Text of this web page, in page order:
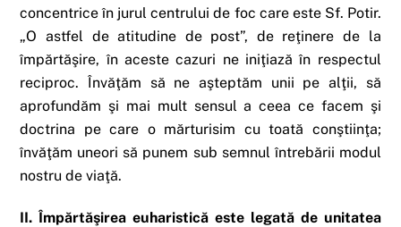
concentrice în jurul centrului de foc care este Sf. Potir.
„O astfel de atitudine de post”, de reţinere de la
împărtăşire, în aceste cazuri ne iniţiază în respectul
reciproc. Învăţăm să ne aşteptăm unii pe alţii, să
aprofundăm şi mai mult sensul a ceea ce facem şi
doctrina pe care o mărturisim cu toată conştiinţa;
învăţăm uneori să punem sub semnul întrebării modul
nostru de viaţă.
II. Împărtăşirea euharistică este legată de unitatea